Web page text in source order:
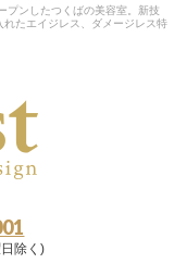
プンしたつくばの美容室。新技
れたエイジレス、ダメージレス特
除く)